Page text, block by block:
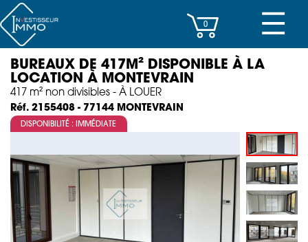
CENTRES D’AFFAIRES
IMMEUBLES DE RAPPORT
PROPERTY MANAGEMENT
PROGRAMMES NEUFS
INVESTISSEMENT
☰
0
BUREAUX DE 417M² DISPONIBLE À LA
LOCATION À MONTEVRAIN
417 m² non divisibles - À LOUER
Réf. 2155408 - 77144 MONTEVRAIN
DISPONIBILITÉ : IMMÉDIATE